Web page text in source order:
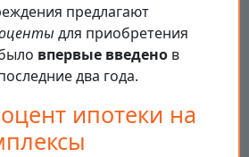
предлагают
для приобретения
впервые введено в
два года.
ипотеки на